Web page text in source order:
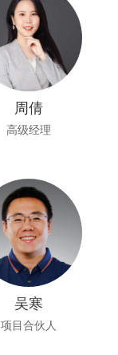
周倩
高级经理
吴寒
项目合伙人